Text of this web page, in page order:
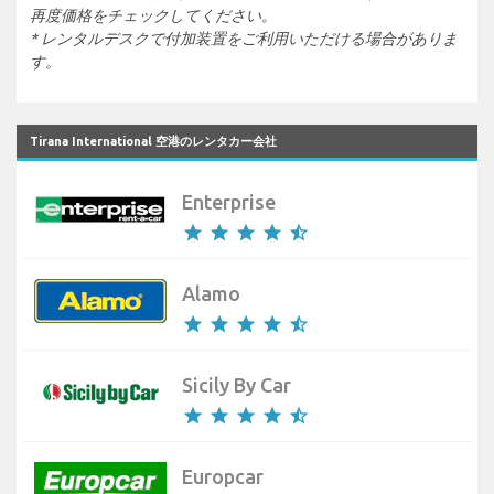
再度価格をチェックしてください。
* レンタルデスクで付加装置をご利用いただける場合がありま
す。
Tirana International 空港のレンタカー会社
Enterprise
star star star star star_half
Alamo
star star star star star_half
Sicily By Car
star star star star star_half
Europcar